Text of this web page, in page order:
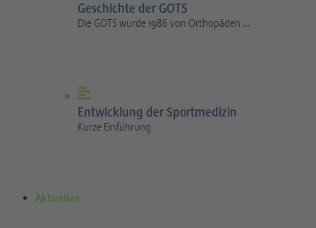
Geschichte der GOTS
Die GOTS wurde 1986 von Orthopäden …
Entwicklung der Sportmedizin
Kurze Einführung
Aktuelles